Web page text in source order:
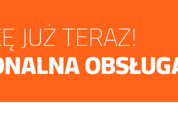
JUŻ TERAZ!